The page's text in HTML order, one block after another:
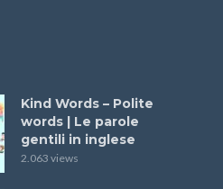
Kind Words – Polite
words | Le parole
gentili in inglese
2.063 views